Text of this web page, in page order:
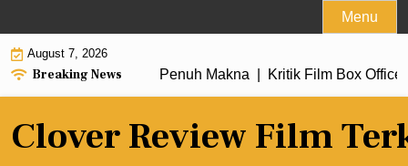
to
content
Menu
August 7, 2026
Breaking News
dengan Alur Cerita Penuh Makna |Kritik Film Box Office
Clover Review Film